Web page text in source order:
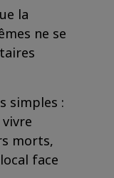
la
ne se
simples :
morts,
face